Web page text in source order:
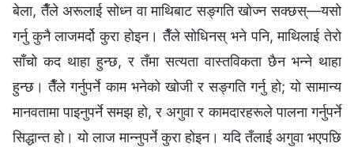
बेला, तैँले अरूलाई सोध्‍न वा माथिबाट सङ्गति खोज्न सक्छस्—यसो
गर्नु कुनै लाजमर्दो कुरा होइन। तैँले सोधिनस् भने पनि, माथिलाई तेरो
साँचो कद थाहा हुन्छ, र तँमा सत्यता वास्तविकता छैन भन्‍ने थाहा
हुन्छ। तैँले गर्नुपर्ने काम भनेको खोजी र सङ्गति गर्नु हो; यो सामान्य
मानवतामा पाइनुपर्ने समझ हो, र अगुवा र कामदारहरूले पालना गर्नुपर्ने
सिद्धान्त हो। यो लाज मान्‍नुपर्ने कुरा होइन। यदि तँलाई अगुवा भएपछि